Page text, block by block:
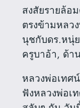
สงสัยรายล้อ
ตรงข้ามหลว
นุชกับดร.หนุ่
ครูบาอ้า, ด้า
หลวงพ่อเทศ
ฟังหลวงพ่อเ